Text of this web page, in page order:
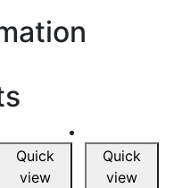
Quick
view
Quick
view